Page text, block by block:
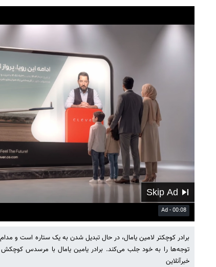
Settings
PIP
Enter
برادر کوچکتر لامین یامال، در حال تبدیل شدن به یک ستاره است و
توجه‌ها را به خود جلب می‌کند. برادر یامین یامال با مرسدس
خبرآنلاین